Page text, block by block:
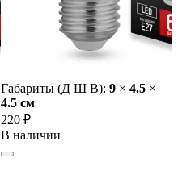
Габариты (Д Ш В): 9 × 4.5 ×
4.5 cм
220 ₽
В наличии